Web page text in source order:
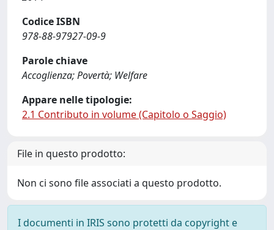
Codice ISBN
978-88-97927-09-9
Parole chiave
Accoglienza; Povertà; Welfare
Appare nelle tipologie:
2.1 Contributo in volume (Capitolo o Saggio)
File in questo prodotto:
Non ci sono file associati a questo prodotto.
I documenti in IRIS sono protetti da copyright e